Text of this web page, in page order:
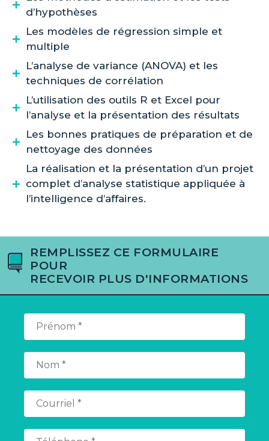
d’hypothèses
Les modèles de régression simple et
multiple
L’analyse de variance (ANOVA) et les
techniques de corrélation
L’utilisation des outils R et Excel pour
l’analyse et la présentation des résultats
Les bonnes pratiques de préparation et de
nettoyage des données
La réalisation et la présentation d’un projet
complet d’analyse statistique appliquée à
l’intelligence d’affaires.
REMPLISSEZ CE FORMULAIRE
POUR
RECEVOIR PLUS D'INFORMATIONS